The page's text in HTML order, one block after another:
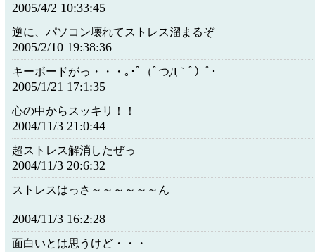
2005/4/2 10:33:45
逆に、パソコン壊れてストレス溜まるぞ
2005/2/10 19:38:36
キーボードがっ・・・｡･ﾟ（ﾟつД｀ﾟ）ﾟ･
2005/1/21 17:1:35
心の中からスッキリ！！
2004/11/3 21:0:44
超ストレス解消したぜっ
2004/11/3 20:6:32
ストレスはっさ～～～～～～ん
2004/11/3 16:2:28
面白いとは思うけど・・・